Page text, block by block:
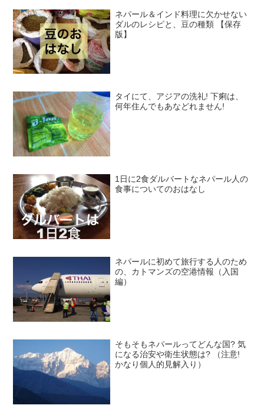
ネパール＆インド料理に欠かせない
ダルのレシピと、豆の種類 【保存
版】
タイにて、アジアの洗礼! 下痢は、
何年住んでもあなどれません!
1日に2食ダルバートなネパール人の
食事についてのおはなし
ネパールに初めて旅行する人のため
の、カトマンズの空港情報（入国
編）
そもそもネパールってどんな国? 気
になる治安や衛生状態は? （注意!
かなり個人的見解入り）